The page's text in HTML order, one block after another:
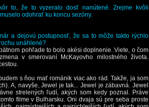
to, že to vyzeralo dosť nanútené. Zrejme kvôli
odohrať ku koncu sezóny.
a dejovú postupnosť, že sa to môže takto rýchlo
unáhlené?
pohľade to bolo akési doplnenie. Viete, o čom
v smerovaní McKayovho milostného života.
s ňou mať románik viac ako rád. Takže, ja som
A, navyše, Jewel je tak... Jewel je zábavná. Jewel
strelených ľudí, akých som kedy poznal. Práve
filme v Bulharsku. Oni dvaja sú pre seba proste